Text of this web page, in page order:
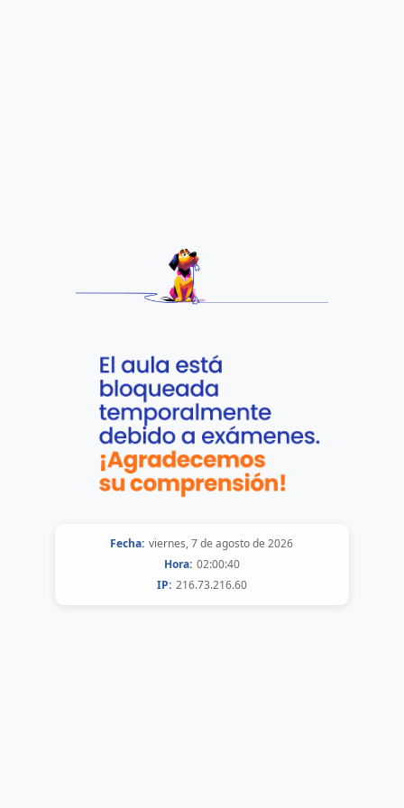
Fecha: viernes, 7 de agosto de 2026
Hora: 02:00:40
IP: 216.73.216.60